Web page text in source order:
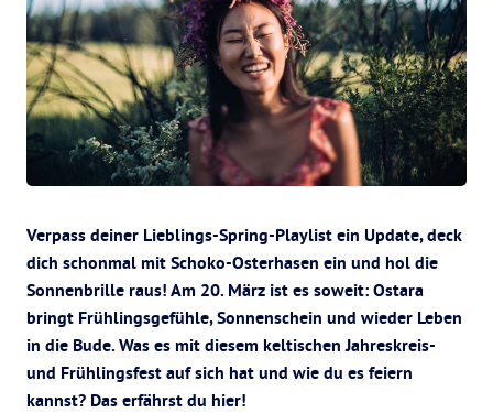
Verpass deiner Lieblings-Spring-Playlist ein Update, deck
dich schonmal mit Schoko-Osterhasen ein und hol die
Sonnenbrille raus! Am 20. März ist es soweit: Ostara
bringt Frühlingsgefühle, Sonnenschein und wieder Leben
in die Bude. Was es mit diesem keltischen Jahreskreis-
und Frühlingsfest auf sich hat und wie du es feiern
kannst? Das erfährst du hier!